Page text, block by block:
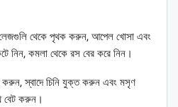
লেজগুলি থেকে পৃথক করুন, আপেল খোসা এবং
নিন, কমলা থেকে রস বের করে নিন।
করুন, স্বাদে চিনি যুক্ত করুন এবং মসৃণ
বেট করুন।